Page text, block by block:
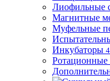
Лиофильные
Магнитные
Муфельные
Инкубаторы
Ротационные